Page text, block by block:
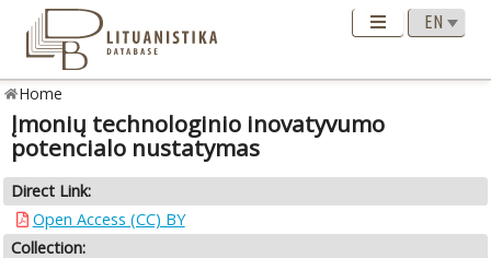
Home
Įmonių technologinio inovatyvumo
potencialo nustatymas
Direct Link:
Open Access (CC) BY
Collection: